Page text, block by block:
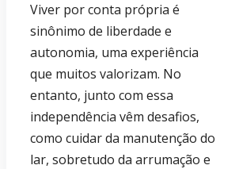
Viver por conta própria é
sinônimo de liberdade e
autonomia, uma experiência
que muitos valorizam. No
entanto, junto com essa
independência vêm desafios,
como cuidar da manutenção do
lar, sobretudo da arrumação e